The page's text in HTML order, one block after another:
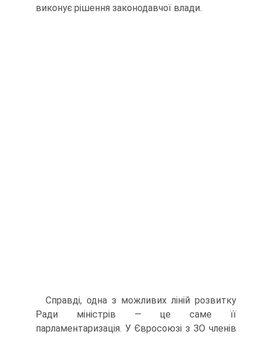
виконує рішення законодавчої влади.
Справді, одна з можливих ліній розвитку
Ради міністрів — це саме її
парламентаризація. У Євросоюзі з ЗО членів